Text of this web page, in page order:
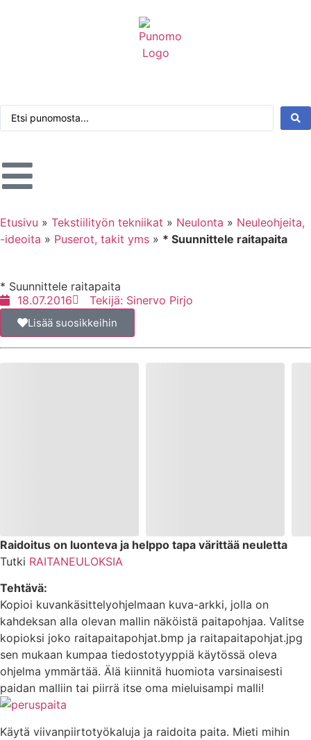
Etusivu » Tekstiilityön tekniikat » Neulonta » Neuleohjeita,
-ideoita » Puserot, takit yms » * Suunnittele raitapaita
* Suunnittele raitapaita
18.07.2016
Tekijä: Sinervo Pirjo
Lisää suosikkeihin
Raidoitus on luonteva ja helppo tapa värittää neuletta
Tutki RAITANEULOKSIA
Tehtävä:
Kopioi kuvankäsittelyohjelmaan kuva-arkki, jolla on
kahdeksan alla olevan mallin näköistä paitapohjaa. Valitse
kopioksi joko raitapaitapohjat.bmp ja raitapaitapohjat.jpg
sen mukaan kumpaa tiedostotyyppiä käytössä oleva
ohjelma ymmärtää. Älä kiinnitä huomiota varsinaisesti
paidan malliin tai piirrä itse oma mieluisampi malli!
Käytä viivanpiirtotyökaluja ja raidoita paita. Mieti mihin